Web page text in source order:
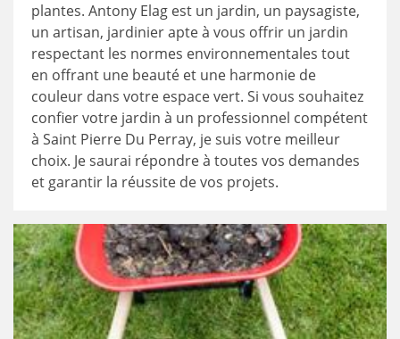
plantes. Antony Elag est un jardin, un paysagiste,
un artisan, jardinier apte à vous offrir un jardin
respectant les normes environnementales tout
en offrant une beauté et une harmonie de
couleur dans votre espace vert. Si vous souhaitez
confier votre jardin à un professionnel compétent
à Saint Pierre Du Perray, je suis votre meilleur
choix. Je saurai répondre à toutes vos demandes
et garantir la réussite de vos projets.